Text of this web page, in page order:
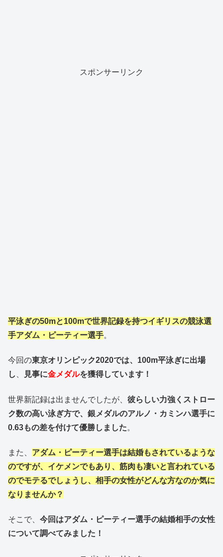
スポンサーリンク
平泳ぎの50mと100mで世界記録を持つイギリスの競泳選
手アダム・ピーティー選手。
今回の東京オリンピック2020では、100m平泳ぎに出場
し
見事に金メダルを獲得しています！
世界新記録は出ませんでしたが、 彼らしい力強くストロー
ク数の高い泳ぎ方で、銀メダルのアルノ・カミンハ選手に
0.63もの差を付けて優勝しました。
また、 アダム・ピーティー選手は結婚もされているような
のですが、イケメンでもあり、筋肉も凄いと言われている
のでモテるでしょうし、相手の女性がどんな方なのか気に
なりませんか？
そこで、 今回はアダム・ピーティー選手の結婚相手の女性
について調べてみました！